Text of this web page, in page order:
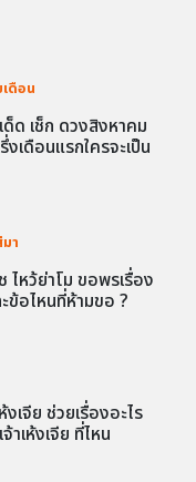
ดือน
ด็ด เช็ก ดวงสิงหาคม
เดือนแรกใครจะเป็น
า
ไหว้ย่าโม ขอพรเรื่อง
ข้อไหนที่ห้ามขอ ?
งเจีย ช่วยเรื่องอะไร
าเห้งเจีย ที่ไหน